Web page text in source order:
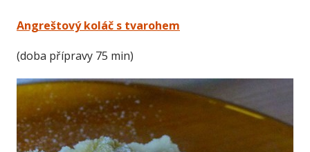
Angreštový koláč s tvarohem
(doba přípravy 75 min)